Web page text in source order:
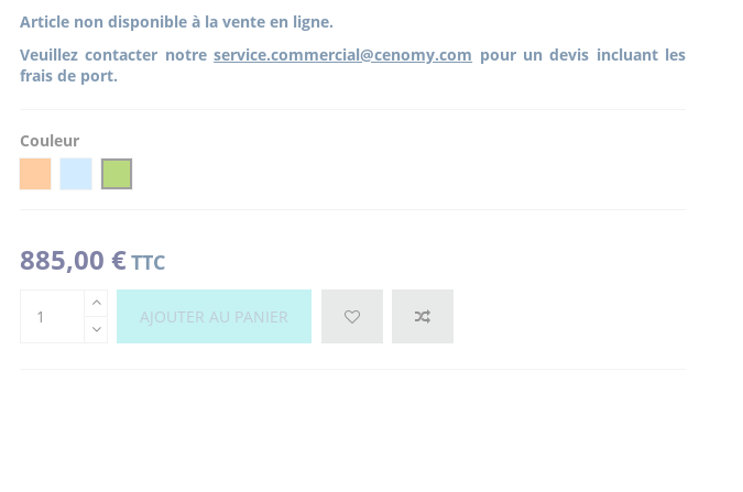
Article non disponible à la vente en ligne.
Veuillez contacter notreservice.commercial@cenomy.com pour un devis incluant les
frais de port.
Couleur
885,00 €TTC
AJOUTER AU PANIER